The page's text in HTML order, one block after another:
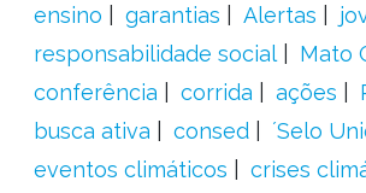
ensino
garantias Alertas
responsabilidade social
Mato
conferência
corrida ações
busca ativa
consed
´Selo
eventos climáticos
crises